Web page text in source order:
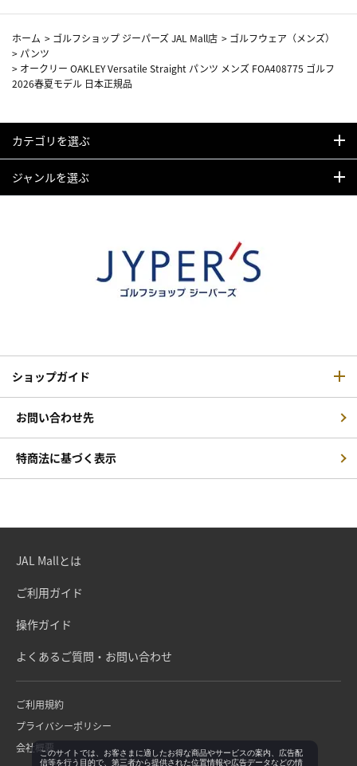
ホーム > ゴルフショップ ジーパーズ JAL Mall店 > ゴルフウェア（メンズ）
> パンツ
> オークリー OAKLEY Versatile Straight パンツ メンズ FOA408775 ゴルフ
2026春夏モデル 日本正規品
カテゴリを選ぶ
ジャンルを選ぶ
ショップガイド
お問い合わせ先
特商法に基づく表示
JAL Mallとは
ご利用ガイド
操作ガイド
よくあるご質問・お問い合わせ
ご利用規約
プライバシーポリシー
会社概要このサイトでは、お客さまに適したお得な商品やサービスの案内、広告配
信等を行う目的で、第三者から提供された位置情報や広告データなどの情